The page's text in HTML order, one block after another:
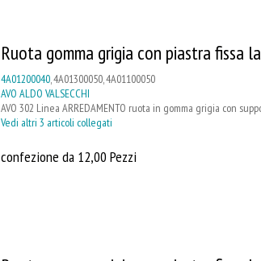
Ruota gomma grigia con piastra fissa
4A01200040, 4A01300050, 4A01100050
AVO ALDO VALSECCHI
AVO 302 Linea ARREDAMENTO ruota in gomma grigia con
Vedi altri 3 articoli collegati
confezione da 12,00 Pezzi